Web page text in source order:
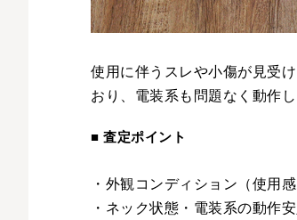
使用に伴うスレや小傷が見受
おり、電装系も問題なく動作
■ 査定ポイント
・外観コンディション（使用感
・ネック状態・電装系の動作